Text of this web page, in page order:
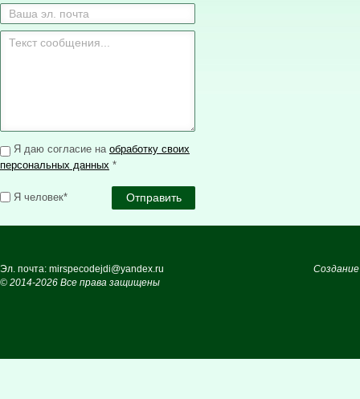
Я даю согласие на обработку своих
персональных данных *
Я человек*
Эл. почта: mirspecodejdi@yandex.ru
© 2014-2026 Все права защищены